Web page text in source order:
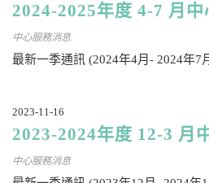
2024-2025年度 4-7 月中
中心服務消息
最新一季通訊 (2024年4月- 2024年7
2023-11-16
2023-2024年度 12-3 月
中心服務消息